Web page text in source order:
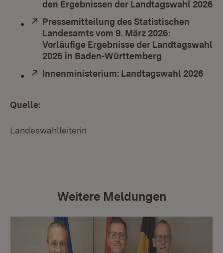
den Ergebnissen der Landtagswahl 2026
Extern:
Pressemitteilung des Statistischen
Landesamts vom 9. März 2026:
Vorläufige Ergebnisse der Landtagswahl
2026 in Baden-Württemberg
Extern:
Innenministerium: Landtagswahl 2026
Quelle:
Landeswahlleiterin
Weitere Meldungen